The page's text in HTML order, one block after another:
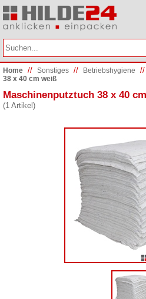
Home // Sonstiges // Betriebshygiene //
38 x 40 cm weiß
Maschinenputztuch 38 x 40
(1 Artikel)